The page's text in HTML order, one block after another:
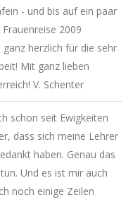
- und bis auf ein paar
2009
herzlich für die sehr
Mit ganz lieben
V. Schenter
schon seit Ewigkeiten
dass sich meine Lehrer
haben. Genau das
Und es ist mir auch
noch einige Zeilen